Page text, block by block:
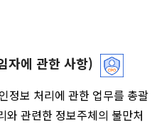
자에 관한 사항)
정보 처리에 관한 업무를 총괄
와 관련한 정보주체의 불만처